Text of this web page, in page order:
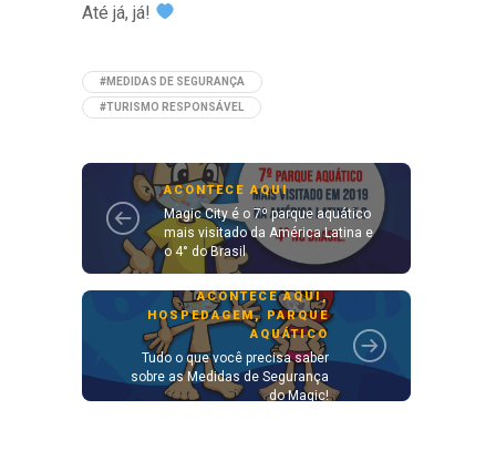
Até já, já!
#MEDIDAS DE SEGURANÇA
#TURISMO RESPONSÁVEL
ACONTECE AQUI
Magic City é o 7º parque aquático
mais visitado da América Latina e
o 4° do Brasil
ACONTECE AQUI,
HOSPEDAGEM, PARQUE
AQUÁTICO
Tudo o que você precisa saber
sobre as Medidas de Segurança
do Magic!